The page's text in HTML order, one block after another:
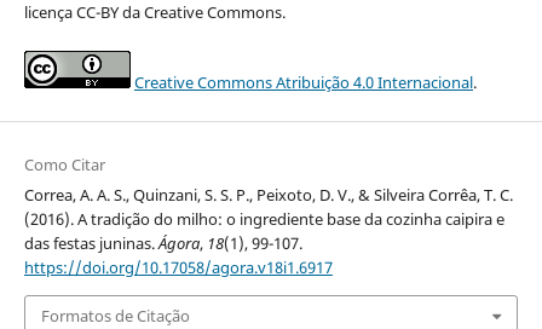
licença CC-BY da Creative Commons.
Creative Commons Atribuição 4.0 Internacional.
Como Citar
Correa, A. A. S., Quinzani, S. S. P., Peixoto, D. V., & Silveira Corrêa, T. C.
(2016). A tradição do milho: o ingrediente base da cozinha caipira e
das festas juninas.Ágora, 18(1), 99-107.
https://doi.org/10.17058/agora.v18i1.6917
Formatos de Citação